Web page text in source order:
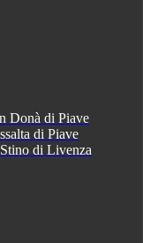
Donà di Piave
di Piave
di Livenza